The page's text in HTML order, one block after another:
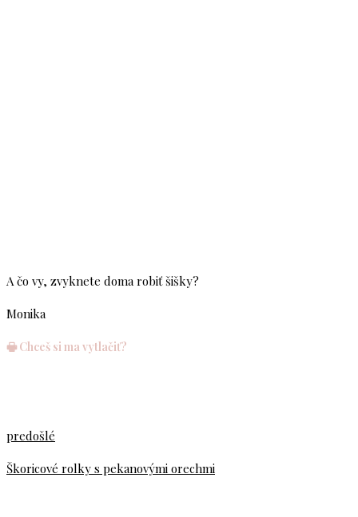
A čo vy, zvyknete doma robiť šišky?
Monika
🖶 Chceš si ma vytlačiť?
predošlé
Škoricové rolky s pekanovými orechmi